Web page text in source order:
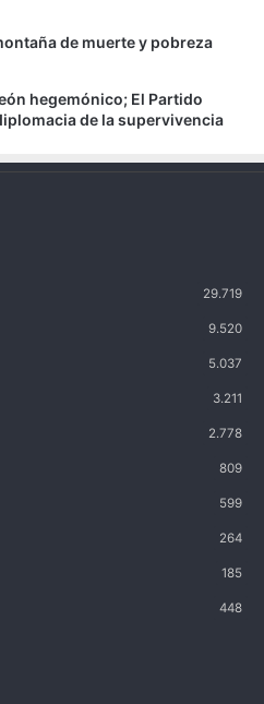
de muerte y pobreza
hegemónico; El Partido
de la supervivencia
29.719
9.520
5.037
3.211
2.778
809
599
264
185
448